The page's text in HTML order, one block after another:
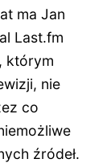
ma Jan
Last.fm
którym
nie
co
źródeł.